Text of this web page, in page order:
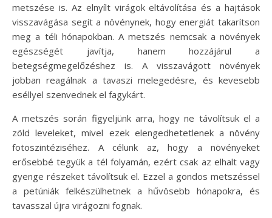
metszése is. Az elnyílt virágok eltávolítása és a hajtások
visszavágása segít a növénynek, hogy energiát takarítson
meg a téli hónapokban. A metszés nemcsak a növények
egészségét javítja, hanem hozzájárul a
betegségmegelőzéshez is. A visszavágott növények
jobban reagálnak a tavaszi melegedésre, és kevesebb
eséllyel szenvednek el fagykárt.
A metszés során figyeljünk arra, hogy ne távolítsuk el a
zöld leveleket, mivel ezek elengedhetetlenek a növény
fotoszintéziséhez. A célunk az, hogy a növényeket
erősebbé tegyük a tél folyamán, ezért csak az elhalt vagy
gyenge részeket távolítsuk el. Ezzel a gondos metszéssel
a petúniák felkészülhetnek a hűvösebb hónapokra, és
tavasszal újra virágozni fognak.